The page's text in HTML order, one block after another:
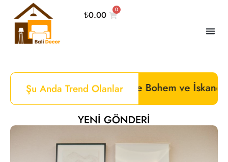
₺0.00 0
Şu Anda Trend Olanlar
Bohem ve İskandinav Mobilyalar:Bali
YENI GÖNDERI